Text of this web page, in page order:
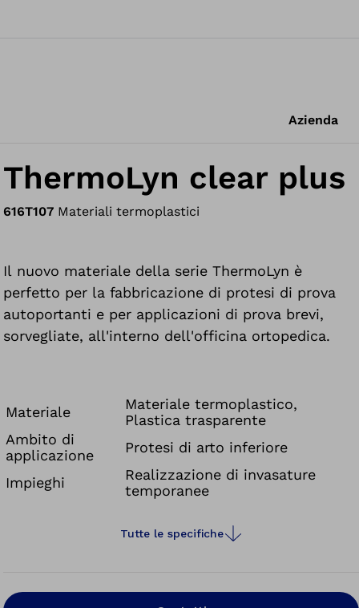
Azienda
ThermoLyn clear plus
616T107 Materiali termoplastici
Il nuovo materiale della serie ThermoLyn è
perfetto per la fabbricazione di protesi di prova
autoportanti e per applicazioni di prova brevi,
sorvegliate, all'interno dell'officina ortopedica.
Materiale
Materiale termoplastico,
Plastica trasparente
Ambito di
applicazione
Protesi di arto inferiore
Impieghi
Realizzazione di invasature
temporanee
Tutte le specifiche